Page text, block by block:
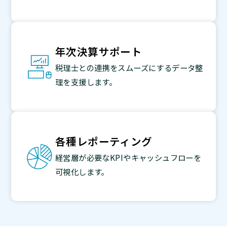
年次決算サポート
税理士との連携をスムーズにするデータ整
理を支援します。
各種レポーティング
経営層が必要なKPIやキャッシュフローを
可視化します。